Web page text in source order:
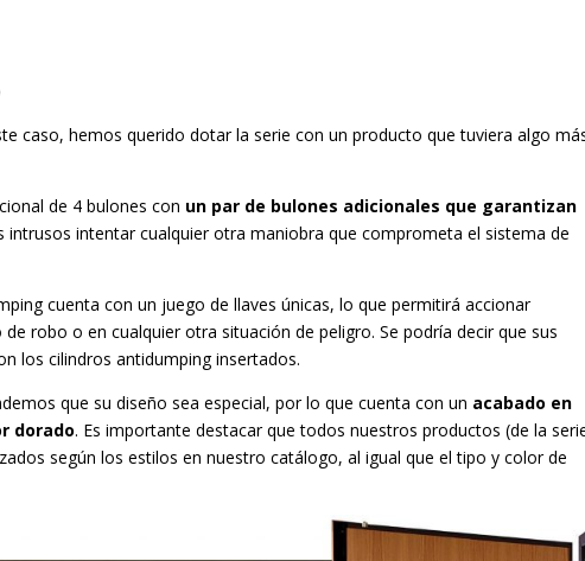
caso, hemos querido dotar la serie con un producto que tuviera algo
de 4 bulones con un par de bulones adicionales que garantizan
intrusos intentar cualquier otra maniobra que comprometa el sistema de
cuenta con un juego de llaves únicas, lo que permitirá accionar
robo o en cualquier otra situación de peligro. Se podría decir que sus
los cilindros antidumping insertados.
que su diseño sea especial, por lo que cuenta con un acabado en
dorado. Es importante destacar que todos nuestros productos (de la
según los estilos en nuestro catálogo, al igual que el tipo y color de